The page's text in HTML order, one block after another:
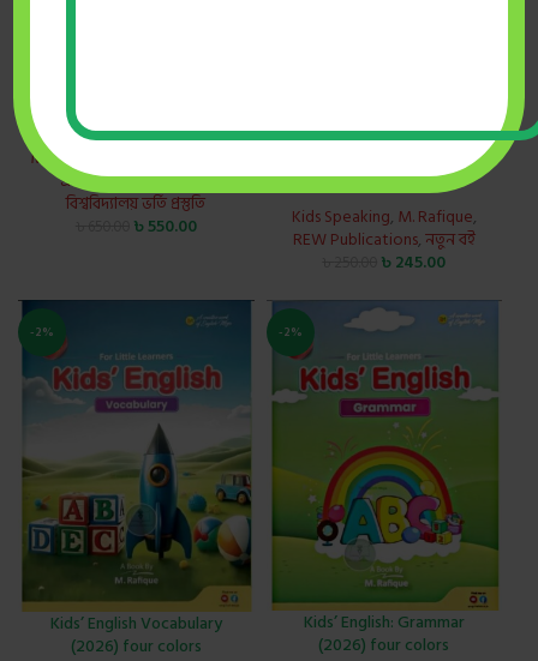
সাজেশন্স(জুলাই ২০২৬)
M. Rafique
একাডেমিক বই,নতুন বই,
বিশ্ববিদ্যালয় ভর্তি প্রস্তুতি
৳550.00
Kids’ English Speaking (2026)
four colors
Kids Speaking, M. Rafique,
REW Publications,নতুন বই
৳245.00
-2%
Kids’ English Vocabulary
(2026) four colors
-2%
Kids’ English: Grammar
(2026) four colors